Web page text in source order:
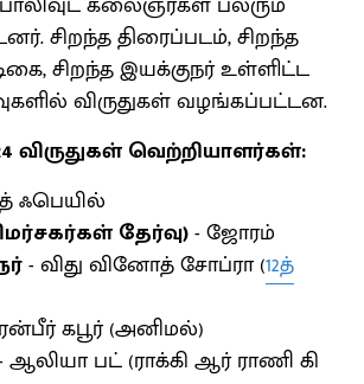
சிறந்த திரைப்படம், சிறந்த
சிறந்த இயக்குநர் உள்ளிட்ட
விருதுகள் வழங்கப்பட்டன.
விருதுகள் வெற்றியாளர்கள்:
ஃபெயில்
தேர்வு)- ஜோரம்
- விது வினோத் சோப்ரா (12த்
கபூர் (அனிமல்)
ஆலியா பட் (ராக்கி ஆர் ராணி கி